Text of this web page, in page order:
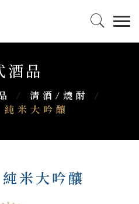
酒品
/ 清酒/燒酎
/
米大吟釀
米大吟釀